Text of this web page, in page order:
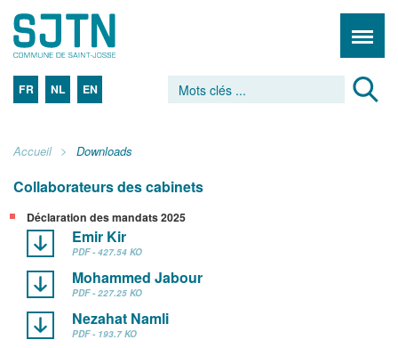
FR NL EN
Accueil Downloads
Collaborateurs des cabinets
Déclaration des mandats 2025
Emir Kir
PDF - 427.54 KO
Mohammed Jabour
PDF - 227.25 KO
Nezahat Namli
PDF - 193.7 KO